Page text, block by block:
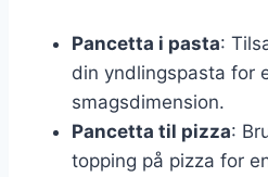
Pancetta i pasta:
din yndlingspasta for
smagsdimension.
Pancetta til pizza:
topping på pizza for